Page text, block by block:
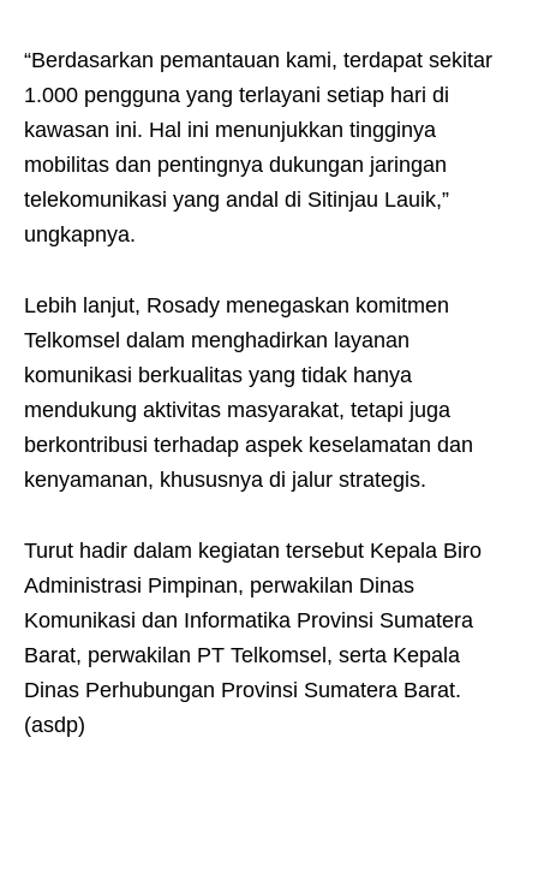
“Berdasarkan pemantauan kami, terdapat sekitar
1.000 pengguna yang terlayani setiap hari di
kawasan ini. Hal ini menunjukkan tingginya
mobilitas dan pentingnya dukungan jaringan
telekomunikasi yang andal di Sitinjau Lauik,”
ungkapnya.
Lebih lanjut, Rosady menegaskan komitmen
Telkomsel dalam menghadirkan layanan
komunikasi berkualitas yang tidak hanya
mendukung aktivitas masyarakat, tetapi juga
berkontribusi terhadap aspek keselamatan dan
kenyamanan, khususnya di jalur strategis.
Turut hadir dalam kegiatan tersebut Kepala Biro
Administrasi Pimpinan, perwakilan Dinas
Komunikasi dan Informatika Provinsi Sumatera
Barat, perwakilan PT Telkomsel, serta Kepala
Dinas Perhubungan Provinsi Sumatera Barat.
(asdp)